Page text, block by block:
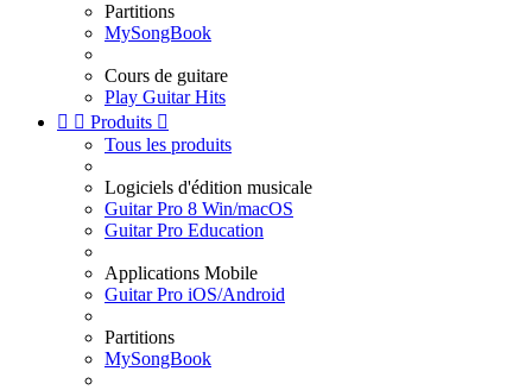
Partitions
MySongBook
Cours de guitare
Play Guitar Hits
  Produits 
Tous les produits
Logiciels d'édition musicale
Guitar Pro 8 Win/macOS
Guitar Pro Education
Applications Mobile
Guitar Pro iOS/Android
Partitions
MySongBook